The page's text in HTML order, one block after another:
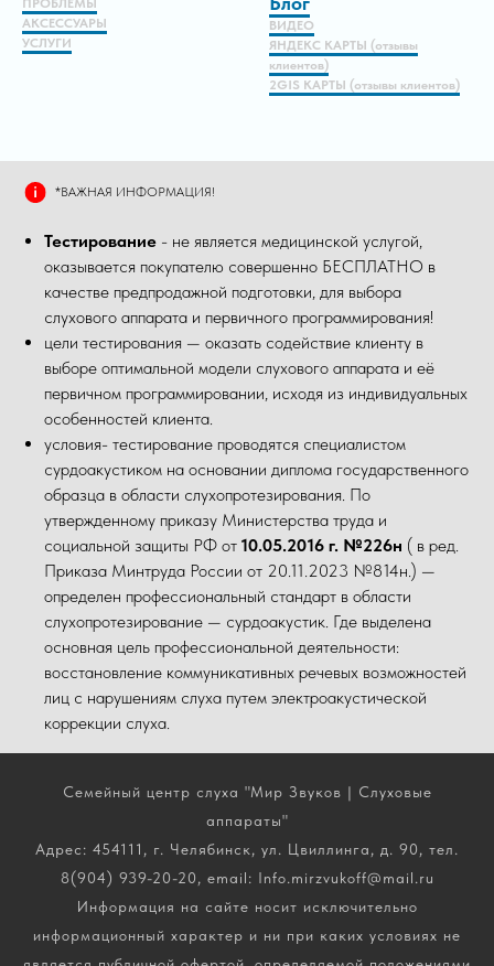
АКСЕССУАРЫ
УСЛУГИ
ВИДЕО
ЯНДЕКС КАРТЫ (отзывы
клиентов)
2GIS КАРТЫ (отзывы клиентов)
*ВАЖНАЯ ИНФОРМАЦИЯ!
Тестирование - не является медицинской услугой,
оказывается покупателю совершенно БЕСПЛАТНО в
качестве предпродажной подготовки, для выбора
слухового аппарата и первичного программирования!
цели тестирования — оказать содействие клиенту в
выборе оптимальной модели слухового аппарата и её
первичном программировании, исходя из индивидуальных
особенностей клиента.
условия- тестирование проводятся специалистом
сурдоакустиком на основании диплома государственного
образца в области слухопротезирования. По
утвержденному приказу Министерства труда и
социальной защиты РФ от 10.05.2016 г. №226н ( в ред.
Приказа Минтруда России от 20.11.2023 №814н.) —
определен профессиональный стандарт в области
слухопротезирование — сурдоакустик. Где выделена
основная цель профессиональной деятельности:
восстановление коммуникативных речевых возможностей
лиц с нарушениям слуха путем электроакустической
коррекции слуха.
Семейный центр слуха "Мир Звуков | Слуховые
аппараты"
Адрес: 454111, г. Челябинск, ул. Цвиллинга, д. 90, тел.
8(904) 939-20-20, email: Info.mirzvukoff@mail.ru
Информация на сайте носит исключительно
информационный характер и ни при каких условиях не